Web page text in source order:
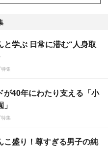
と学ぶ 日常に潜む“人身取
集
が40年にわたり支える「小
集
こ盛り！尊すぎる男子の純